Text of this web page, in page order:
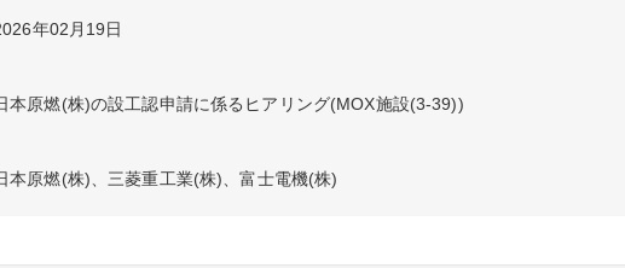
年02月19日
本原燃(株)の設工認申請に係るヒアリング(MOX施設(3-39))
本原燃(株)、三菱重工業(株)、富士電機(株)